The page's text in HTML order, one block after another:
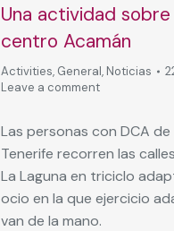
Una actividad
centro Acamán
Activities, General, Noticias
Leave a comment
Las personas con DCA
Tenerife recorren las
La Laguna en triciclo
ocio en la que ejercicio
van de la mano.